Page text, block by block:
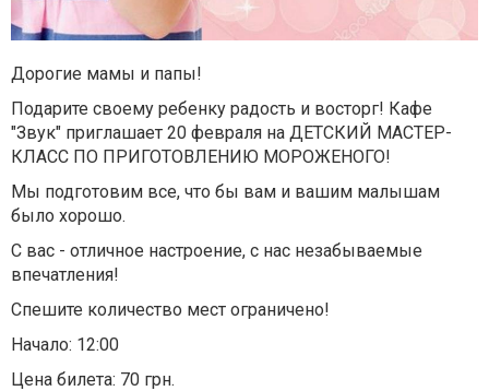
Дорогие мамы и папы!
Подарите своему ребенку радость и восторг! Кафе
"Звук" приглашает 20 февраля на ДЕТСКИЙ МАСТЕР-
КЛАСС ПО ПРИГОТОВЛЕНИЮ МОРОЖЕНОГО!
Мы подготовим все, что бы вам и вашим малышам
было хорошо.
С вас - отличное настроение, с нас незабываемые
впечатления!
Спешите количество мест ограничено!
Начало: 12:00
Цена билета: 70 грн.